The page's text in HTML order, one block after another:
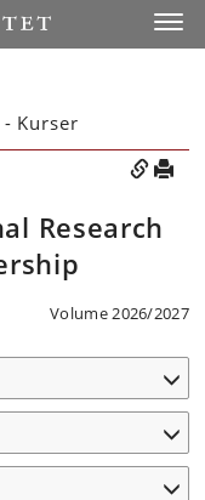
Kurser
Research
Volume 2026/2027